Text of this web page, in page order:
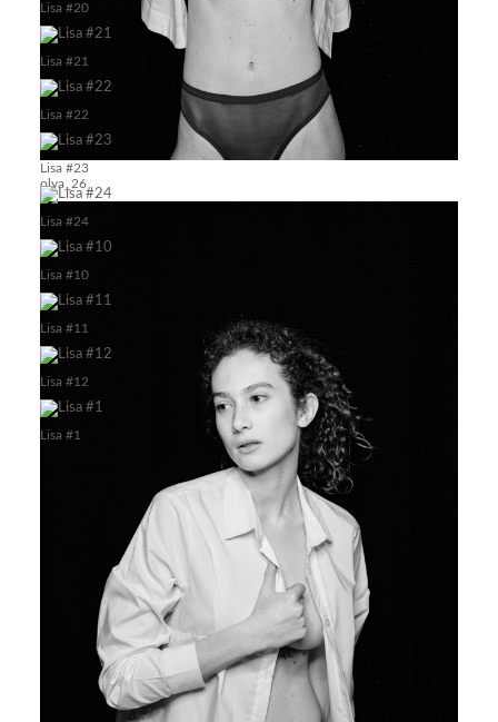
olya_26
Lisa #20
Lisa #21
Lisa #22
Lisa #23
Lisa #24
Lisa #10
Lisa #11
Lisa #12
Lisa #1